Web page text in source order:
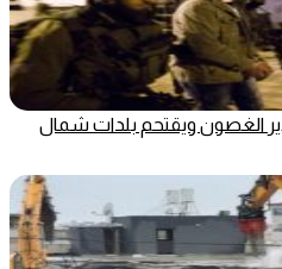
الغصون ويقتحم بلدات شمال